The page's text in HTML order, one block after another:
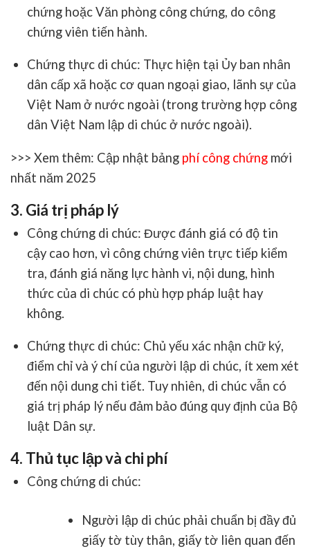
chứng hoặc Văn phòng công chứng, do công
chứng viên tiến hành.
Chứng thực di chúc: Thực hiện tại Ủy ban nhân
dân cấp xã hoặc cơ quan ngoại giao, lãnh sự của
Việt Nam ở nước ngoài (trong trường hợp công
dân Việt Nam lập di chúc ở nước ngoài).
>>> Xem thêm: Cập nhật bảng phí công chứng mới
nhất năm 2025
3. Giá trị pháp lý
Công chứng di chúc: Được đánh giá có độ tin
cậy cao hơn, vì công chứng viên trực tiếp kiểm
tra, đánh giá năng lực hành vi, nội dung, hình
thức của di chúc có phù hợp pháp luật hay
không.
Chứng thực di chúc: Chủ yếu xác nhận chữ ký,
điểm chỉ và ý chí của người lập di chúc, ít xem xét
đến nội dung chi tiết. Tuy nhiên, di chúc vẫn có
giá trị pháp lý nếu đảm bảo đúng quy định của Bộ
luật Dân sự.
4. Thủ tục lập và chi phí
Công chứng di chúc:
Người lập di chúc phải chuẩn bị đầy đủ
giấy tờ tùy thân, giấy tờ liên quan đến